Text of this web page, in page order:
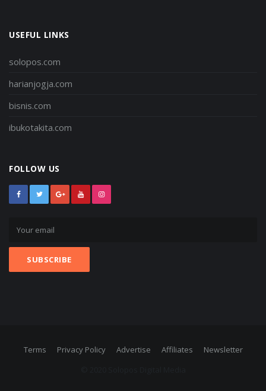
USEFUL LINKS
solopos.com
harianjogja.com
bisnis.com
ibukotakita.com
FOLLOW US
Terms Privacy Policy Advertise Affiliates
Newsletter